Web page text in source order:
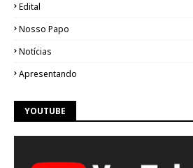
Edital
Nosso Papo
Notícias
Apresentando
YOUTUBE